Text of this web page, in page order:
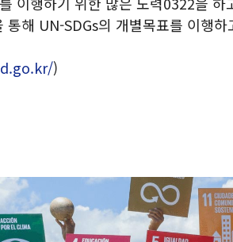
해 UN-SDGs의 개별목표를 이행하
)